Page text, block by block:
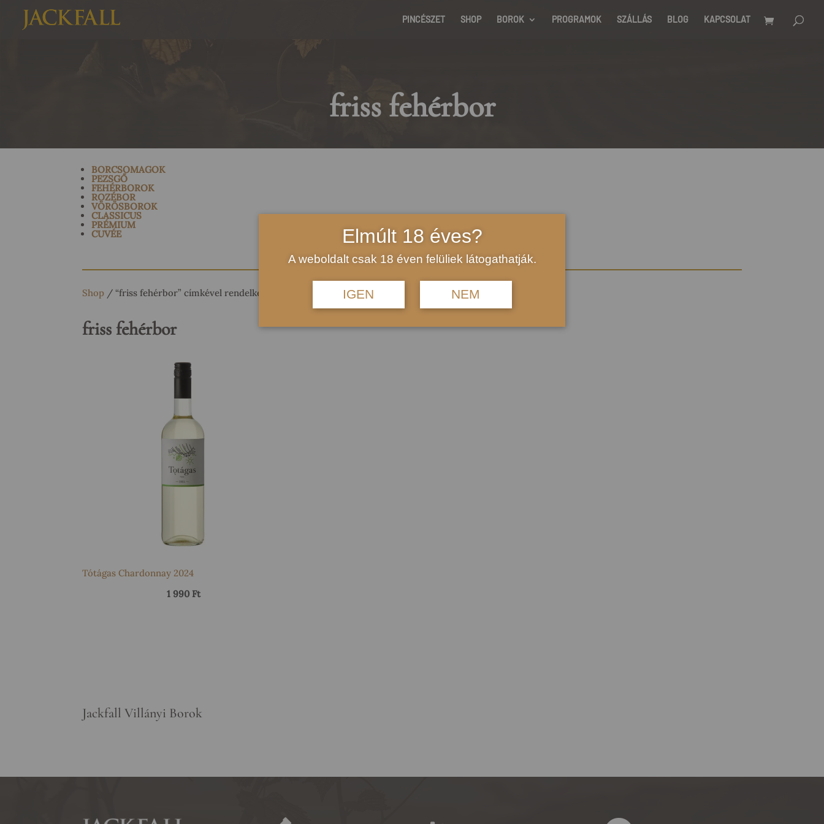
PINCÉSZET SHOP BOROK PROGRAMOK SZÁLLÁS BLOG KAPCSOLAT
friss fehérbor
BORCSOMAGOK
PEZSGŐ
FEHÉRBOROK
ROZÉBOR
VÖRÖSBOROK
CLASSICUS
PRÉMIUM
CUVÉE
Shop / “friss fehérbor” címkével rendelkező termékek
friss fehérbor
Tótágas Chardonnay 2024
1 990 Ft
Jackfall Villányi Borok
Elmúlt 18 éves?
A weboldalt csak 18 éven felüliek látogathatják.
IGEN NEM